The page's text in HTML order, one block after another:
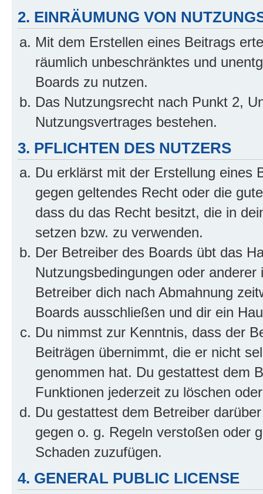
2. EINRÄUMUNG VON
Mit dem Erstellen eines Beitrags
räumlich unbeschränktes und
Boards zu nutzen.
Das Nutzungsrecht nach Punkt 2,
Nutzungsvertrages bestehen.
3. PFLICHTEN DES NUTZERS
Du erklärst mit der Erstellung eines
gegen geltendes Recht oder die
dass du das Recht besitzt, die in
setzen bzw. zu verwenden.
Der Betreiber des Boards übt das
Nutzungsbedingungen oder
Betreiber dich nach Abmahnung
Boards ausschließen und dir ein
Du nimmst zur Kenntnis, dass der
Beiträgen übernimmt, die er nicht
genommen hat. Du gestattest dem
Funktionen jederzeit zu löschen
Du gestattest dem Betreiber
gegen o. g. Regeln verstoßen oder
Schaden zuzufügen.
4. GENERAL PUBLIC LICENSE